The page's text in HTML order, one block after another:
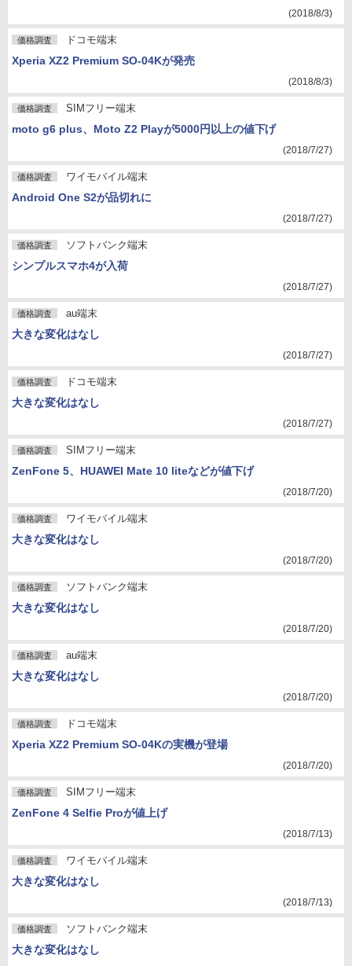
(2018/8/3)
価格調査 ドコモ端末
Xperia XZ2 Premium SO-04Kが発売
(2018/8/3)
価格調査 SIMフリー端末
moto g6 plus、Moto Z2 Playが5000円以上の値下げ
(2018/7/27)
価格調査 ワイモバイル端末
Android One S2が品切れに
(2018/7/27)
価格調査 ソフトバンク端末
シンプルスマホ4が入荷
(2018/7/27)
価格調査 au端末
大きな変化はなし
(2018/7/27)
価格調査 ドコモ端末
大きな変化はなし
(2018/7/27)
価格調査 SIMフリー端末
ZenFone 5、HUAWEI Mate 10 liteなどが値下げ
(2018/7/20)
価格調査 ワイモバイル端末
大きな変化はなし
(2018/7/20)
価格調査 ソフトバンク端末
大きな変化はなし
(2018/7/20)
価格調査 au端末
大きな変化はなし
(2018/7/20)
価格調査 ドコモ端末
Xperia XZ2 Premium SO-04Kの実機が登場
(2018/7/20)
価格調査 SIMフリー端末
ZenFone 4 Selfie Proが値上げ
(2018/7/13)
価格調査 ワイモバイル端末
大きな変化はなし
(2018/7/13)
価格調査 ソフトバンク端末
大きな変化はなし